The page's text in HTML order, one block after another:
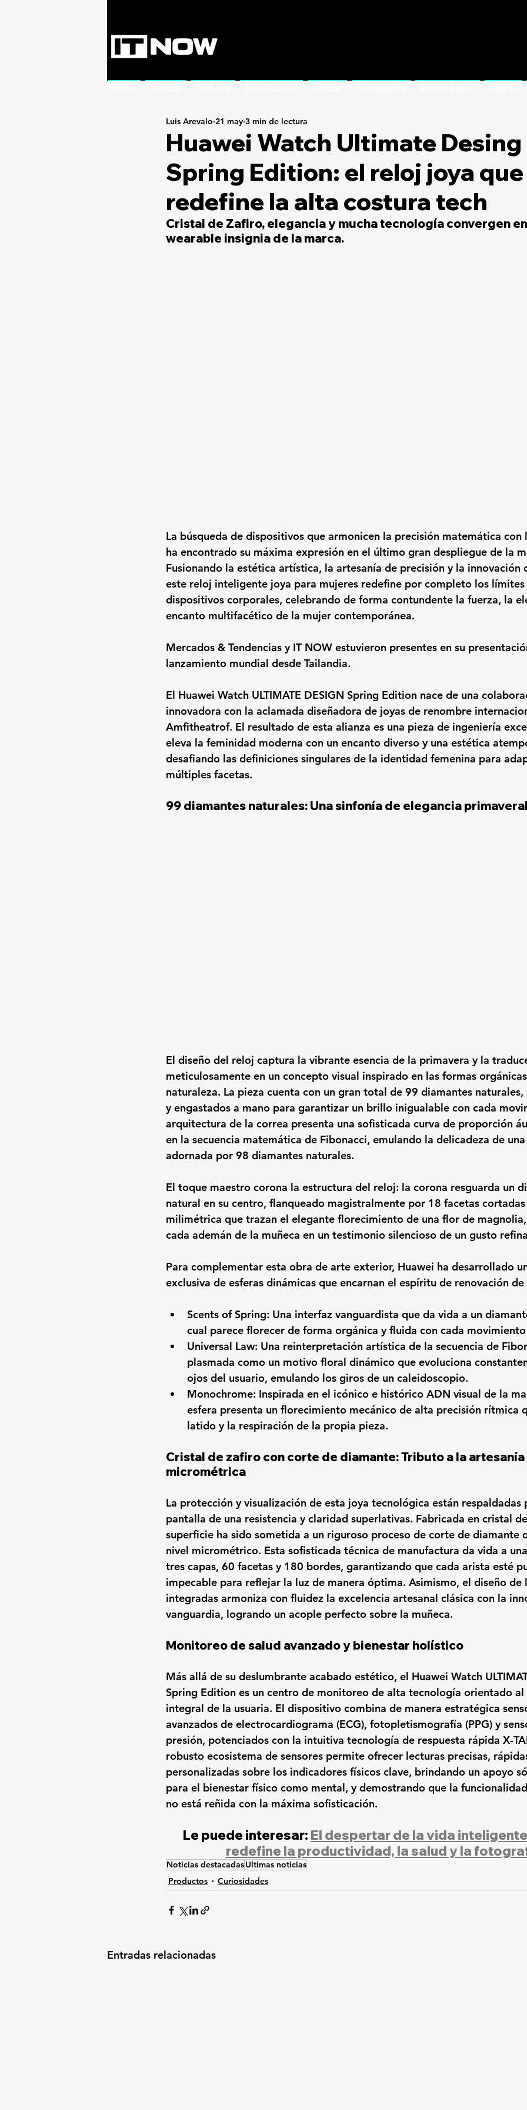
Huawei Watch Ultimate Desing
Spring Edition: el reloj joya que
redefine la alta costura tech
Luis Arevalo 21 may 3 min de lectura
Cristal de Zafiro, elegancia y mucha tecnología convergen
wearable insignia de la marca.
La búsqueda de dispositivos que armonicen la precisión matemática
ha encontrado su máxima expresión en el último gran despliegue de la
Fusionando la estética artística, la artesanía de precisión y la innovación
este reloj inteligente joya para mujeres redefine por completo los
dispositivos corporales, celebrando de forma contundente la fuerza, la
encanto multifacético de la mujer contemporánea.
Mercados & Tendencias y IT NOW estuvieron presentes en su
lanzamiento mundial desde Tailandia.
El Huawei Watch ULTIMATE DESIGN Spring Edition nace de una
innovadora con la aclamada diseñadora de joyas de renombre
Amfitheatrof. El resultado de esta alianza es una pieza de ingeniería
eleva la feminidad moderna con un encanto diverso y una estética
desafiando las definiciones singulares de la identidad femenina para
múltiples facetas.
99 diamantes naturales: Una sinfonía de elegancia
El diseño del reloj captura la vibrante esencia de la primavera y la
meticulosamente en un concepto visual inspirado en las formas
naturaleza. La pieza cuenta con un gran total de 99 diamantes naturales,
y engastados a mano para garantizar un brillo inigualable con cada
arquitectura de la correa presenta una sofisticada curva de proporción
en la secuencia matemática de Fibonacci, emulando la delicadeza de
adornada por 98 diamantes naturales.
El toque maestro corona la estructura del reloj: la corona resguarda un
natural en su centro, flanqueado magistralmente por 18 facetas
milimétrica que trazan el elegante florecimiento de una flor de
cada ademán de la muñeca en un testimonio silencioso de un gusto
Para complementar esta obra de arte exterior, Huawei ha desarrollado
exclusiva de esferas dinámicas que encarnan el espíritu de renovación
Scents of Spring: Una interfaz vanguardista que da vida a un
cual parece florecer de forma orgánica y fluida con cada
Universal Law: Una reinterpretación artística de la secuencia de
plasmada como un motivo floral dinámico que evoluciona
ojos del usuario, emulando los giros de un caleidoscopio.
Monochrome: Inspirada en el icónico e histórico ADN visual de la
esfera presenta un florecimiento mecánico de alta precisión rítmica
latido y la respiración de la propia pieza.
Cristal de zafiro con corte de diamante: Tributo a la artesanía
micrométrica
La protección y visualización de esta joya tecnológica están
pantalla de una resistencia y claridad superlativas. Fabricada en cristal
superficie ha sido sometida a un riguroso proceso de corte de diamante
nivel micrométrico. Esta sofisticada técnica de manufactura da vida a
tres capas, 60 facetas y 180 bordes, garantizando que cada arista esté
impecable para reflejar la luz de manera óptima. Asimismo, el diseño de
integradas armoniza con fluidez la excelencia artesanal clásica con la
vanguardia, logrando un acople perfecto sobre la muñeca.
Monitoreo de salud avanzado y bienestar holístico
Más allá de su deslumbrante acabado estético, el Huawei Watch
Spring Edition es un centro de monitoreo de alta tecnología orientado
integral de la usuaria. El dispositivo combina de manera estratégica
avanzados de electrocardiograma (ECG), fotopletismografía (PPG) y
presión, potenciados con la intuitiva tecnología de respuesta rápida X-
robusto ecosistema de sensores permite ofrecer lecturas precisas,
personalizadas sobre los indicadores físicos clave, brindando un apoyo
para el bienestar físico como mental, y demostrando que la
no está reñida con la máxima sofisticación.
Le puede interesar: El despertar de la vida
redefine la productividad, la salud y la
Noticias destacadasUltimas noticias
Productos
Curiosidades
Entradas relacionadas